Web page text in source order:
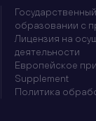
образовании с
Лицензия на
деятельности
Европейское
Supplement
Политика